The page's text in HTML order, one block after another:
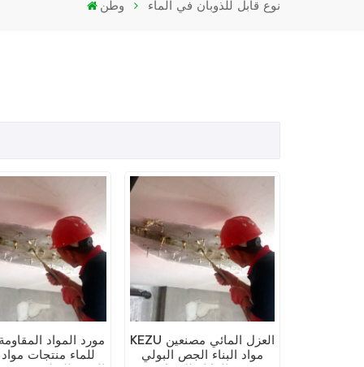
وطن نوع قابل للذوبان في الماء
للماء منتجات مواد
KEZU العزل المائي مصنعين
مواد البناء الجص البولي